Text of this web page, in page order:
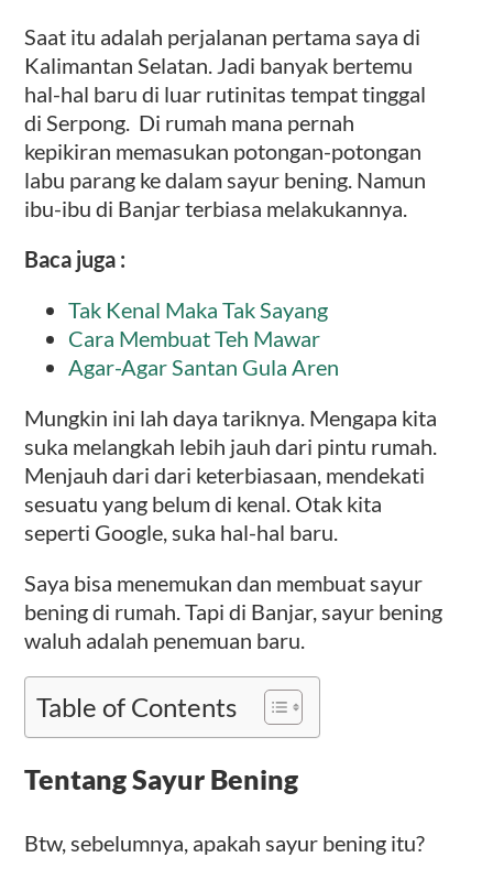
Saat itu adalah perjalanan pertama saya di
Kalimantan Selatan. Jadi banyak bertemu
hal-hal baru di luar rutinitas tempat tinggal
di Serpong. Di rumah mana pernah
kepikiran memasukan potongan-potongan
labu parang ke dalam sayur bening. Namun
ibu-ibu di Banjar terbiasa melakukannya.
Baca juga :
Tak Kenal Maka Tak Sayang
Cara Membuat Teh Mawar
Agar-Agar Santan Gula Aren
Mungkin ini lah daya tariknya. Mengapa kita
suka melangkah lebih jauh dari pintu rumah.
Menjauh dari dari keterbiasaan, mendekati
sesuatu yang belum di kenal. Otak kita
seperti Google, suka hal-hal baru.
Saya bisa menemukan dan membuat sayur
bening di rumah. Tapi di Banjar, sayur bening
waluh adalah penemuan baru.
Table of Contents
Tentang Sayur Bening
Btw, sebelumnya, apakah sayur bening itu?